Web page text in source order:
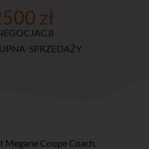
zł
SPRZEDAŻY
Megane Coupe Coach,